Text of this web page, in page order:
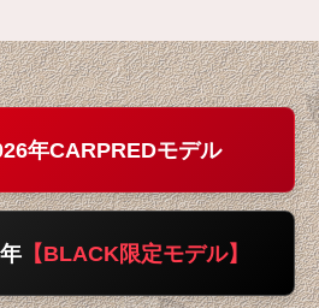
絞り込む
年CARPREDモデル
【BLACK限定モデル】